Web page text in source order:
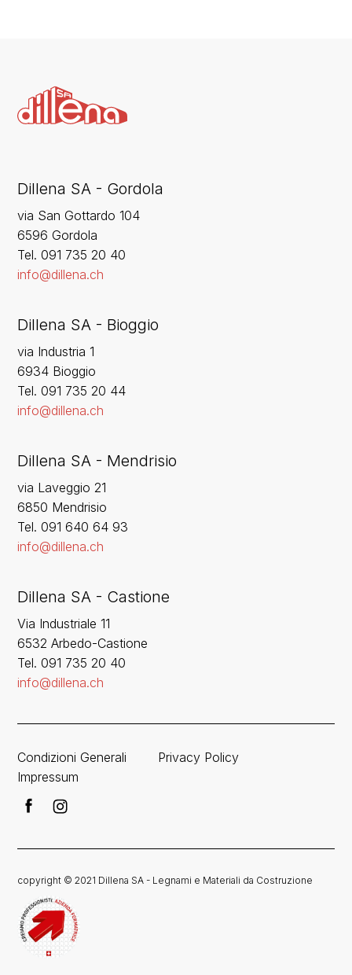
Dillena SA - Gordola
via San Gottardo 104
6596 Gordola
‍Tel. 091 735 20 40
info@dillena.ch
Dillena SA - Bioggio
via Industria 1
6934 Bioggio
Tel. 091 735 20 44
info@dillena.ch
Dillena SA - Mendrisio
via Laveggio 21
6850 Mendrisio
Tel. 091 640 64 93
info@dillena.ch
Dillena SA - Castione
Via Industriale 11
6532 Arbedo-Castione
Tel. 091 735 20 40
info@dillena.ch
Condizioni Generali
Privacy Policy
Impressum
copyright © 2021 Dillena SA - Legnami e Materiali da Costruzione